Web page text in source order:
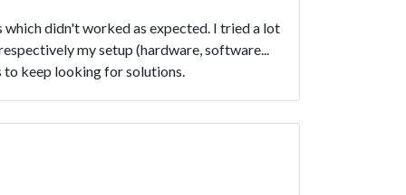
didn't worked as expected. I tried a lot
my setup (hardware, software...
to keep looking for solutions.